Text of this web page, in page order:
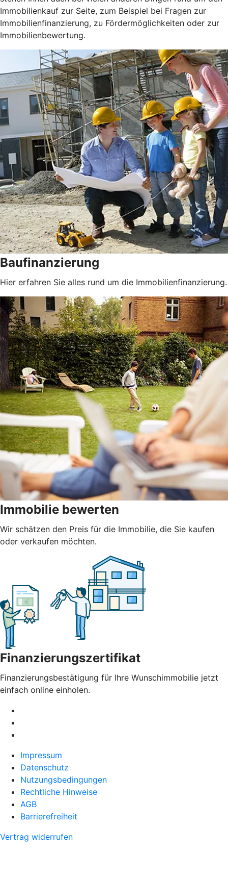
Immobilienkauf zur Seite, zum Beispiel bei Fragen zur
Immobilienfinanzierung, zu Fördermöglichkeiten oder zur
Immobilienbewertung.
Baufinanzierung
Hier erfahren Sie alles rund um die Immobilienfinanzierung.
Immobilie bewerten
Wir schätzen den Preis für die Immobilie, die Sie kaufen
oder verkaufen möchten.
Finanzierungszertifikat
Finanzierungsbestätigung für Ihre Wunschimmobilie jetzt
einfach online einholen.
Impressum
Datenschutz
Nutzungsbedingungen
Rechtliche Hinweise
AGB
Barrierefreiheit
Vertrag widerrufen